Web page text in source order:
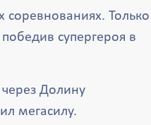
соревнованиях. Только
супергероя в
Долину
мегасилу.